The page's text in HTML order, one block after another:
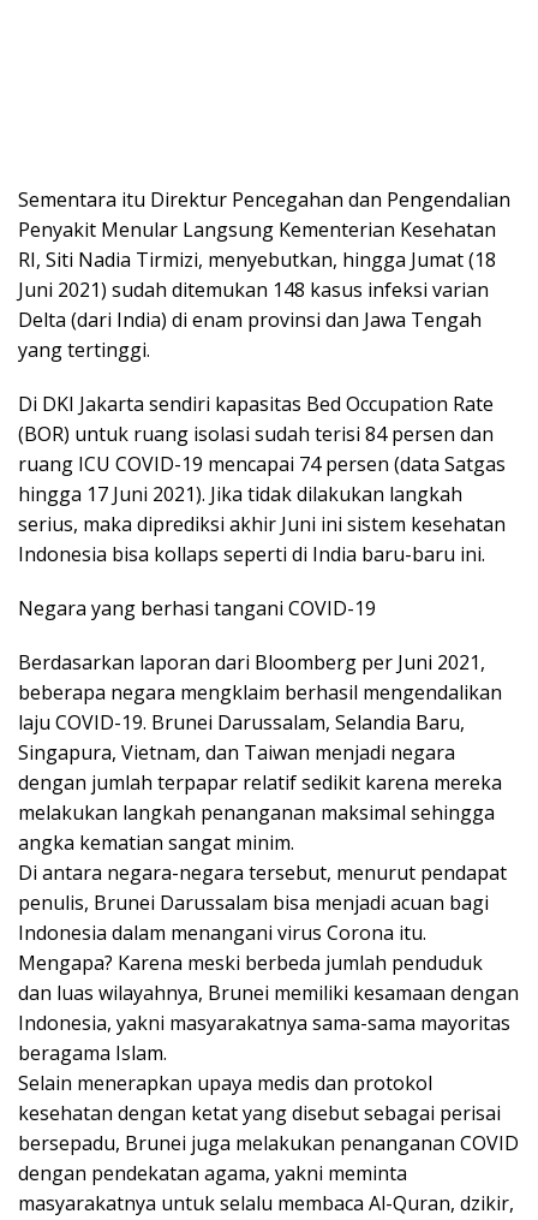
Sementara itu Direktur Pencegahan dan Pengendalian
Penyakit Menular Langsung Kementerian Kesehatan
RI, Siti Nadia Tirmizi, menyebutkan, hingga Jumat (18
Juni 2021) sudah ditemukan 148 kasus infeksi varian
Delta (dari India) di enam provinsi dan Jawa Tengah
yang tertinggi.
Di DKI Jakarta sendiri kapasitas Bed Occupation Rate
(BOR) untuk ruang isolasi sudah terisi 84 persen dan
ruang ICU COVID-19 mencapai 74 persen (data Satgas
hingga 17 Juni 2021). Jika tidak dilakukan langkah
serius, maka diprediksi akhir Juni ini sistem kesehatan
Indonesia bisa kollaps seperti di India baru-baru ini.
Negara yang berhasi tangani COVID-19
Berdasarkan laporan dari Bloomberg per Juni 2021,
beberapa negara mengklaim berhasil mengendalikan
laju COVID-19. Brunei Darussalam, Selandia Baru,
Singapura, Vietnam, dan Taiwan menjadi negara
dengan jumlah terpapar relatif sedikit karena mereka
melakukan langkah penanganan maksimal sehingga
angka kematian sangat minim.
Di antara negara-negara tersebut, menurut pendapat
penulis, Brunei Darussalam bisa menjadi acuan bagi
Indonesia dalam menangani virus Corona itu.
Mengapa? Karena meski berbeda jumlah penduduk
dan luas wilayahnya, Brunei memiliki kesamaan dengan
Indonesia, yakni masyarakatnya sama-sama mayoritas
beragama Islam.
Selain menerapkan upaya medis dan protokol
kesehatan dengan ketat yang disebut sebagai perisai
bersepadu, Brunei juga melakukan penanganan COVID
dengan pendekatan agama, yakni meminta
masyarakatnya untuk selalu membaca Al-Quran, dzikir,